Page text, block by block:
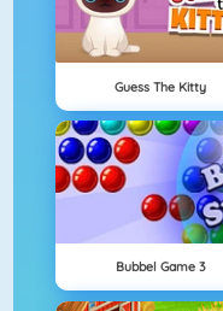
Guess The Kitty
Bubbel Game 3